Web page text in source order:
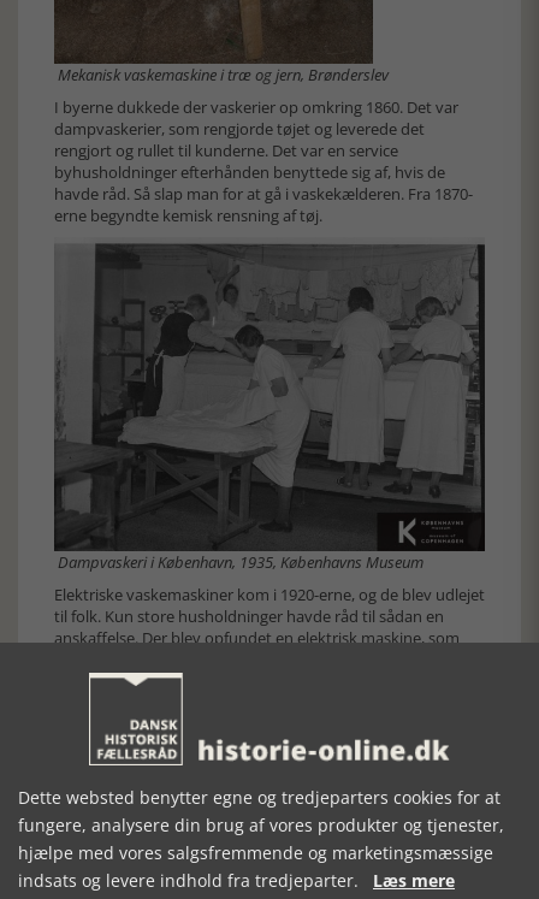
Mekanisk vaskemaskine i træ og jern, Brønderslev
I byerne dukkede der vaskerier op omkring 1860. Det var
dampvaskerier, som rengjorde tøjet og leverede det
rengjort og rullet til kunderne. Det var en service
byhusholdninger efterhånden benyttede sig af, hvis de
havde råd. Så slap man for at gå i vaskekælderen. Fra 1870-
erne begyndte kemisk rensning af tøj.
Dampvaskeri i København, 1935, Københavns Museum
Elektriske vaskemaskiner kom i 1920-erne, og de blev udlejet
til folk. Kun store husholdninger havde råd til sådan en
anskaffelse. Der blev opfundet en elektrisk maskine, som
arbejdsbesparende, for så behøvede man ikke en
gruekedlen.
I en del landsbyer gik man i mellemkrigstiden sammen og
vasketid. Ordningen svarede til de fælles frysehuse, som
blev bygget. I byejendommene blev anskaffet vaskemaskine
til brug for beboerne. Sådanne ”opgangsmaskiner” var store
robuste maskiner fremstillet bl.a. af Vølund. Vejle Museum
har bevaret et eksemplar i god stand.
Dette websted benytter egne og tredjeparters cookies for at
fungere, analysere din brug af vores produkter og tjenester,
hjælpe med vores salgsfremmende og marketingsmæssige
indsats og levere indhold fra tredjeparter. Læs mere